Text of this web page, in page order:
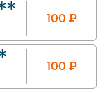
100 ₽
100 ₽